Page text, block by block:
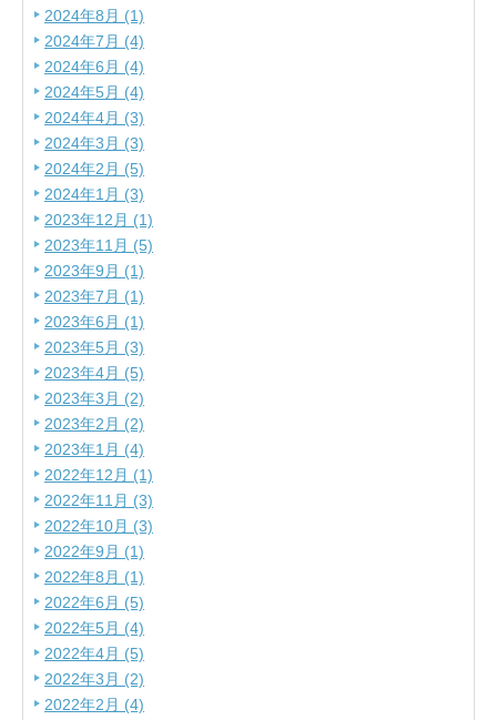
2024年8月 (1)
2024年7月 (4)
2024年6月 (4)
2024年5月 (4)
2024年4月 (3)
2024年3月 (3)
2024年2月 (5)
2024年1月 (3)
2023年12月 (1)
2023年11月 (5)
2023年9月 (1)
2023年7月 (1)
2023年6月 (1)
2023年5月 (3)
2023年4月 (5)
2023年3月 (2)
2023年2月 (2)
2023年1月 (4)
2022年12月 (1)
2022年11月 (3)
2022年10月 (3)
2022年9月 (1)
2022年8月 (1)
2022年6月 (5)
2022年5月 (4)
2022年4月 (5)
2022年3月 (2)
2022年2月 (4)